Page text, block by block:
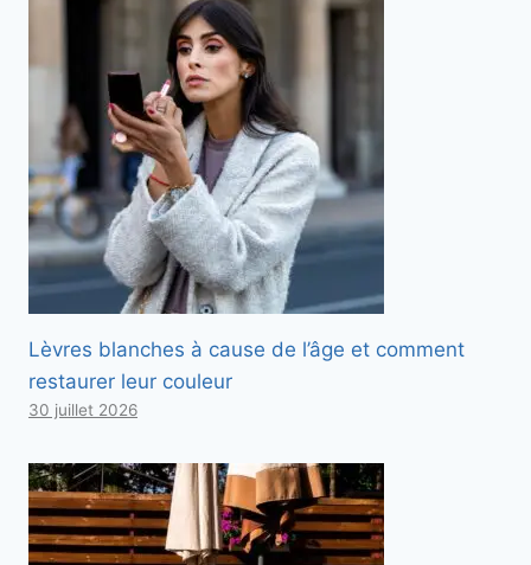
Lèvres blanches à cause de l’âge et comment
restaurer leur couleur
30 juillet 2026